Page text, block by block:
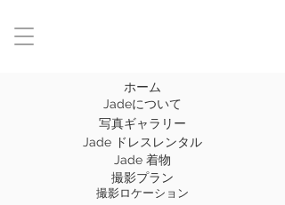
ホーム
Jadeについて
写真ギャラリー
Jade ドレスレンタル
Jade 着物
撮影プラン
撮影ロケーション